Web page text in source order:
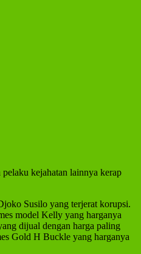
kejahatan lainnya kerap
Susilo yang terjerat korupsi.
model Kelly yang harganya
dijual dengan harga paling
Gold H Buckle yang harganya